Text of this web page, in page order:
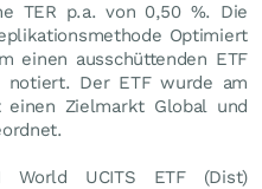
TER p.a. von 0,50 %. Die
Optimiert
einen ausschüttenden ETF
notiert. Der ETF wurde am
einen Zielmarkt Global und
World UCITS ETF (Dist)